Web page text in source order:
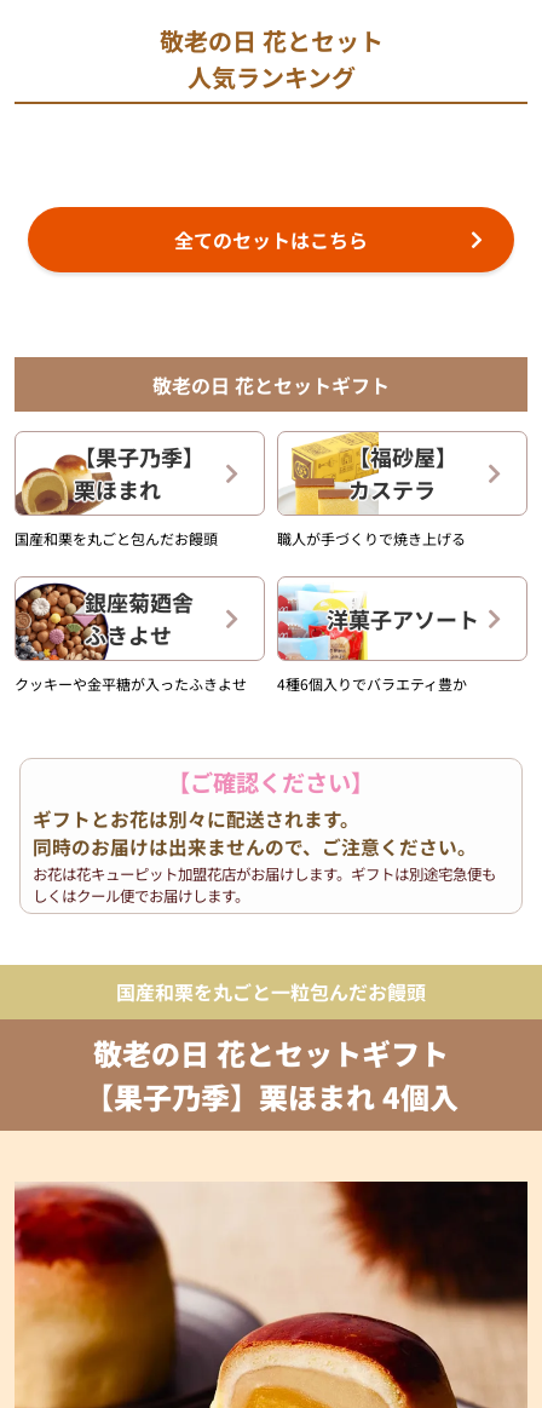
敬老の日 花とセット
人気ランキング
全てのセットはこちら
敬老の日 花とセットギフト
【果子乃季】
栗ほまれ
国産和栗を丸ごと包んだお饅頭
【福砂屋】
カステラ
職人が手づくりで焼き上げる
銀座菊廼舎
ふきよせ
クッキーや金平糖が入ったふきよせ
洋菓子アソート
4種6個入りでバラエティ豊か
【ご確認ください】
ギフトとお花は別々に配送されます。
同時のお届けは出来ませんので、ご注意ください。
お花は花キューピット加盟花店がお届けします。ギフトは別途宅急便も
しくはクール便でお届けします。
国産和栗を丸ごと一粒包んだお饅頭
敬老の日 花とセットギフト
【果子乃季】栗ほまれ 4個入